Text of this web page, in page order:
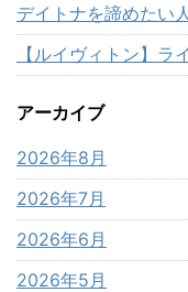
デイトナを諦めたい
【ルイヴィトン】
アーカイブ
2026年8月
2026年7月
2026年6月
2026年5月